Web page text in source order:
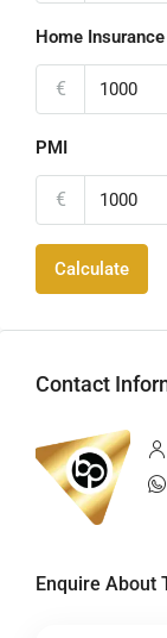
Home Insurance
€
PMI
€
Calculate
Contact
Enquire About